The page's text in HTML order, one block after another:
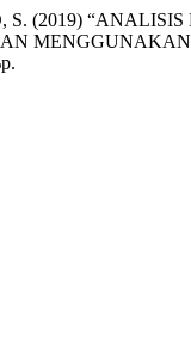
(2019)